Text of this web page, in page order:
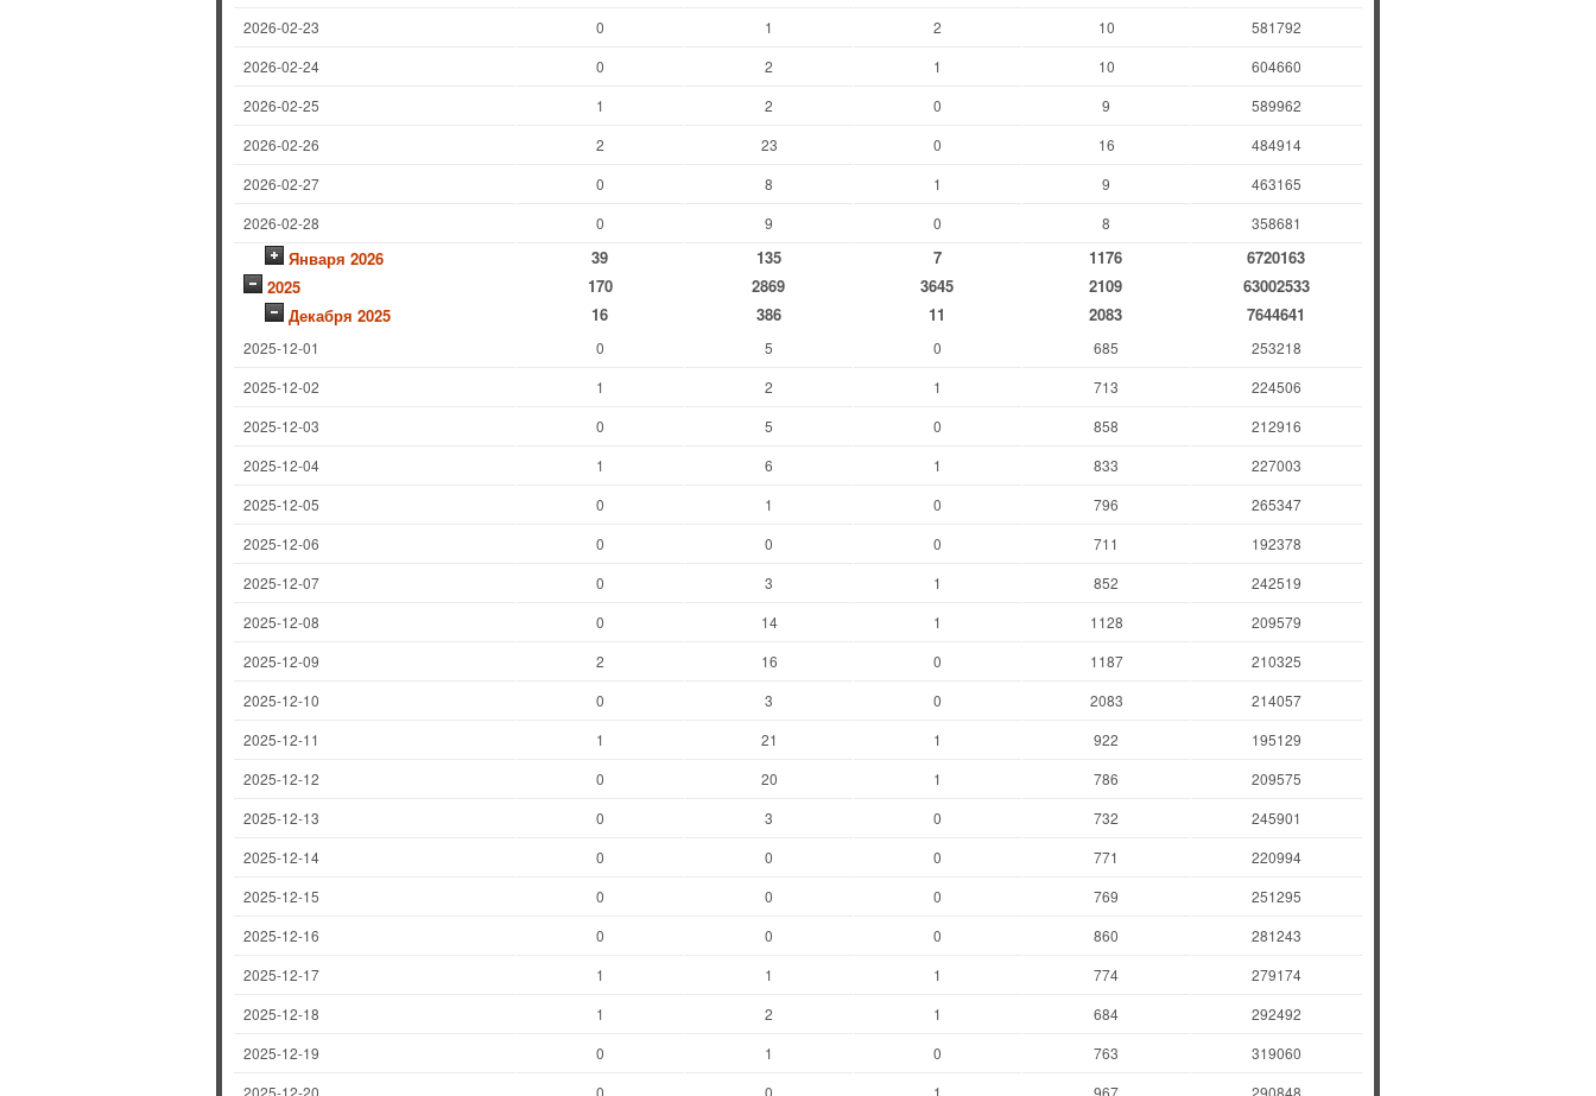
2026-02-23
0 1 2 10
581792
2026-02-24
0 2 1 10
604660
2026-02-25
1 2 0 9
589962
2026-02-26
2 23 0 16
484914
2026-02-27
0 8 1 9
463165
2026-02-28
0 9 0 8 358681
Января 2026 39 135 7 1176
6720163
2025
170 2869 3645 2109
63002533
Декабря 2025
16 386 11 2083 7644641
2025-12-01 0 5 0 685
253218
2025-12-02
1 2 1 713
224506
2025-12-03
0 5 0 858
212916
2025-12-04
1 6 1 833
227003
2025-12-05
0 1 0 796
265347
2025-12-06
0 0 0 711
192378
2025-12-07
0 3 1 852
242519
2025-12-08
0 14 1 1128
209579
2025-12-09
2 16 0 1187
210325
2025-12-10
0 3 0 2083
214057
2025-12-11
1 21 1 922
195129
2025-12-12
0 20 1 786
209575
2025-12-13
0 3 0 732
245901
2025-12-14
0 0 0 771
220994
2025-12-15
0 0 0 769
251295
2025-12-16
0 0 0 860
281243
2025-12-17
1 1 1 774
279174
2025-12-18
1 2 1 684
292492
2025-12-19
0 1 0 763
319060